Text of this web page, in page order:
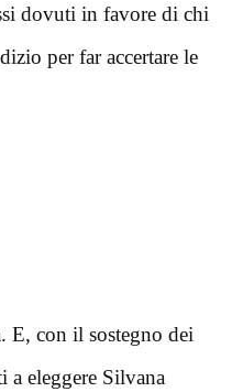
dovuti in favore di chi
per far accertare le
E, con il sostegno dei
eleggere Silvana